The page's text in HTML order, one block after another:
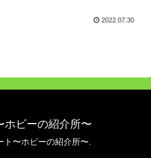
2022.07.30
ホビーの紹介所〜
〜ホビーの紹介所〜.